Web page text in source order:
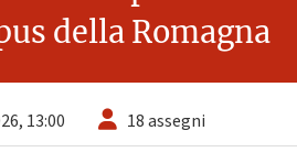
della Romagna
13:00 18 assegni